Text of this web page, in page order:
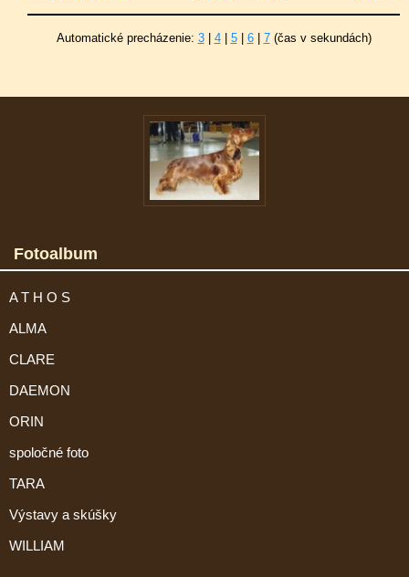
Automatické precházenie: 3| 4| 5| 6| 7(čas v sekundách)
Fotoalbum
A T H O S
ALMA
CLARE
DAEMON
ORIN
spoločné foto
TARA
Výstavy a skúšky
WILLIAM